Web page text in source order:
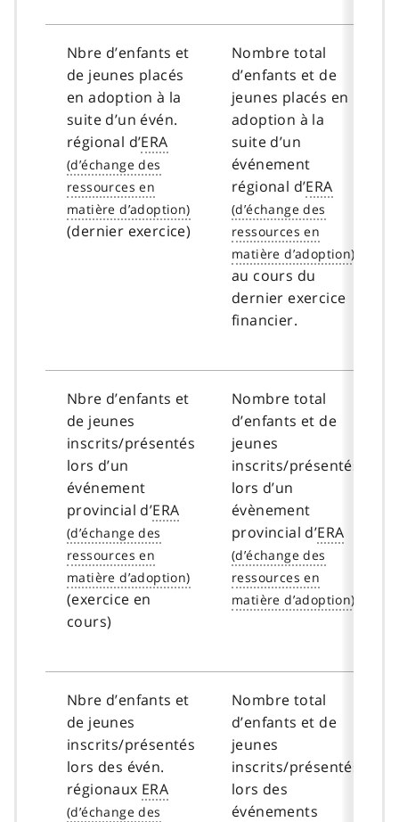
Nbre d’enfants et
de jeunes placés
en adoption à la
suite d’un évén.
régional d’ERA
(dernier exercice)
Nombre total
d’enfants et de
jeunes placés en
adoption à la
suite d’un
événement
régional d’ERA
au cours du
dernier exercice
financier.
Nbre d’enfants et
de jeunes
inscrits/présentés
lors d’un
événement
provincial d’ERA
(exercice en
cours)
Nombre total
d’enfants et de
jeunes
inscrits/présentés
lors d’un
évènement
provincial d’ERA
Nbre d’enfants et
de jeunes
inscrits/présentés
lors des évén.
régionaux ERA
Nombre total
d’enfants et de
jeunes
inscrits/présentés
lors des
événements